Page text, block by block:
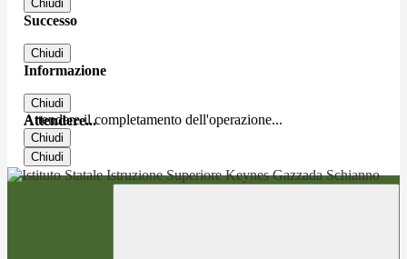
Chiudi
Successo
Chiudi
Informazione
Chiudi
Attendere...
Attendere il completamento dell'operazione...
Chiudi
Chiudi